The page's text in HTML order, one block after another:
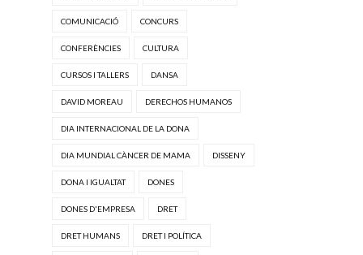
COMUNICACIÓ CONCURS
CONFERÈNCIES CULTURA
CURSOS I TALLERS DANSA
DAVID MOREAU DERECHOS HUMANOS
DIA INTERNACIONAL DE LA DONA
DIA MUNDIAL CÀNCER DE MAMA DISSENY
DONA I IGUALTAT DONES
DONES D'EMPRESA DRET
DRET HUMANS DRET I POLÍTICA